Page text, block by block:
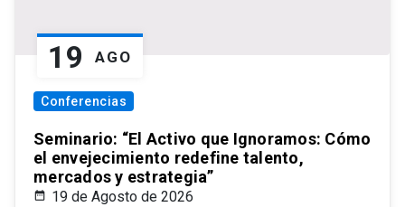
19 AGO
Conferencias
Seminario: “El Activo que Ignoramos: Cómo
el envejecimiento redefine talento,
mercados y estrategia”
19 de Agosto de 2026